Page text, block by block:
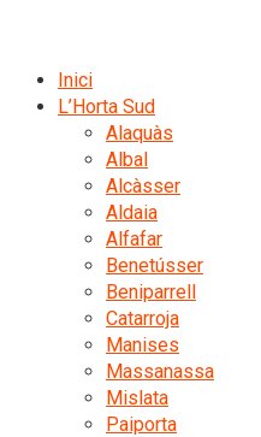
Inici
L’Horta Sud
Alaquàs
Albal
Alcàsser
Aldaia
Alfafar
Benetússer
Beniparrell
Catarroja
Manises
Massanassa
Mislata
Paiporta